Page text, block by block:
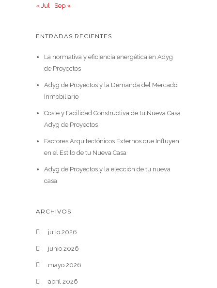
« Jul Sep »
ENTRADAS RECIENTES
La normativa y eficiencia energética en Adyg
de Proyectos
Adyg de Proyectos y la Demanda del Mercado
Inmobiliario
Coste y Facilidad Constructiva de tu Nueva Casa
Adyg de Proyectos
Factores Arquitectónicos Externos que Influyen
en el Estilo de tu Nueva Casa
Adyg de Proyectos y la elección de tu nueva
casa
ARCHIVOS
julio 2026
junio 2026
mayo 2026
abril 2026